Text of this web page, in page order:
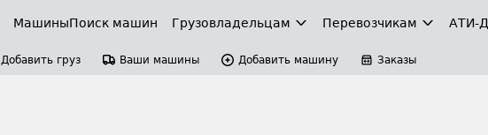
МашиныПоиск машин Грузовладельцам Перевозчикам АТИ-
Добавить груз Ваши машины Добавить машину Заказы